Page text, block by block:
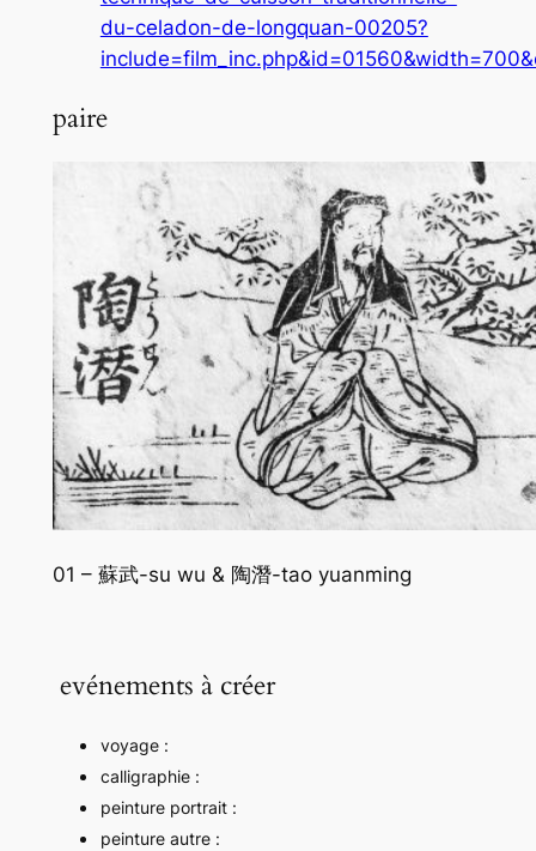
du-celadon-de-longquan-00205?
paire
01 – 蘇武-su wu & 陶潛-tao yuanming
evénements à créer
voyage :
calligraphie :
peinture portrait :
peinture autre :